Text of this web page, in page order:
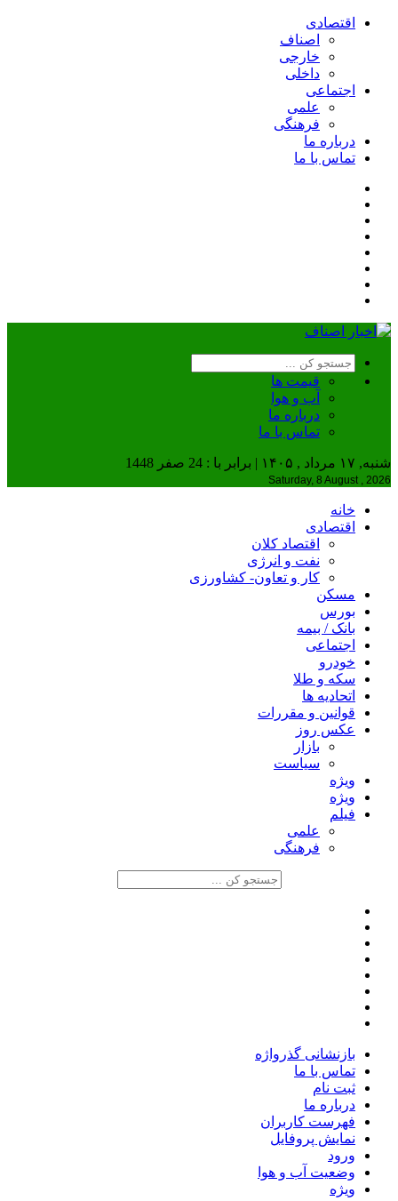
اقتصادی
اصناف
خارجی
داخلی
اجتماعی
علمی
فرهنگی
درباره ما
تماس با ما
قیمت ها
آب و هوا
درباره ما
تماس با ما
شنبه, ۱۷ مرداد , ۱۴۰۵ | برابر با : 24 صفر 1448
Saturday, 8 August , 2026
خانه
اقتصادی
اقتصاد کلان
نفت و انرژی
کار و تعاون- کشاورزی
مسکن
بورس
بانک / بیمه
اجتماعی
خودرو
سکه و طلا
اتحادیه ها
قوانین و مقررات
عکس روز
بازار
سیاست
ویژه
ویژه
فیلم
علمی
فرهنگی
بازنشانی گذرواژه
تماس با ما
ثبت نام
درباره ما
فهرست کاربران
نمایش پروفایل
ورود
وضعیت آب و هوا
ویژه